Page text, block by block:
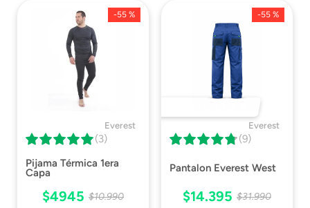
-55 %
Everest
(3)
Pijama Térmica 1era
Capa
$4945 $10.990
-55 %
Everest
(9)
Pantalon Everest West
$14.395 $31.990